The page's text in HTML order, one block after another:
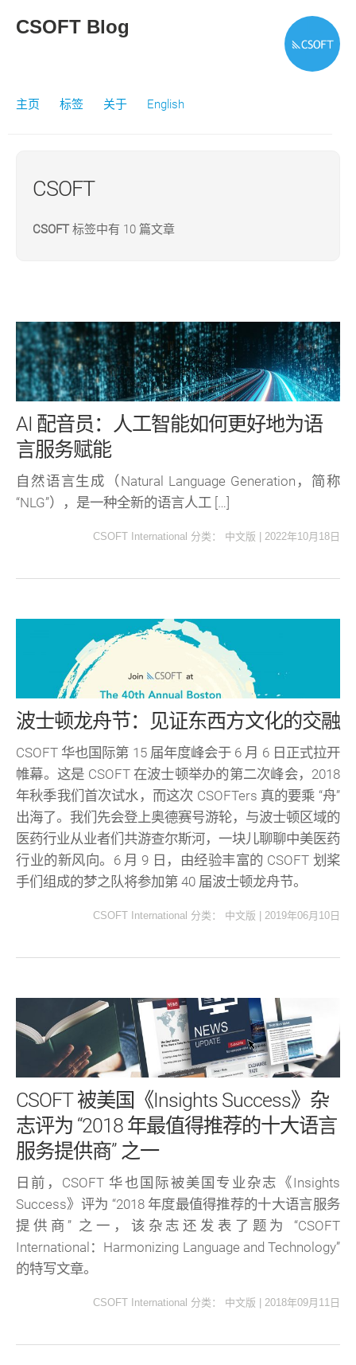
CSOFT Blog
主页 标签 关于 English
CSOFT
CSOFT标签中有 10 篇文章
AI 配音员：人工智能如何更好地为语
言服务赋能
自然语言生成（Natural Language Generation，简称
“NLG”），是一种全新的语言人工 […]
CSOFT International 分类： 中文版 2022年10月18日
波士顿龙舟节：见证东西方文化的交融
CSOFT 华也国际第 15 届年度峰会于 6 月 6 日正式拉开
帷幕。这是 CSOFT 在波士顿举办的第二次峰会，2018
年秋季我们首次试水，而这次 CSOFTers 真的要乘 “舟”
出海了。我们先会登上奥德赛号游轮，与波士顿区域的
医药行业从业者们共游查尔斯河，一块儿聊聊中美医药
行业的新风向。6 月 9 日，由经验丰富的 CSOFT 划桨
手们组成的梦之队将参加第 40 届波士顿龙舟节。
CSOFT International 分类： 中文版 2019年06月10日
CSOFT 被美国《Insights Success》杂
志评为 “2018 年最值得推荐的十大语言
服务提供商” 之一
日前，CSOFT 华也国际被美国专业杂志《Insights
Success》评为 “2018 年度最值得推荐的十大语言服务
提供商” 之一，该杂志还发表了题为 “CSOFT
International：Harmonizing Language and Technology”
的特写文章。
CSOFT International 分类： 中文版 2018年09月11日